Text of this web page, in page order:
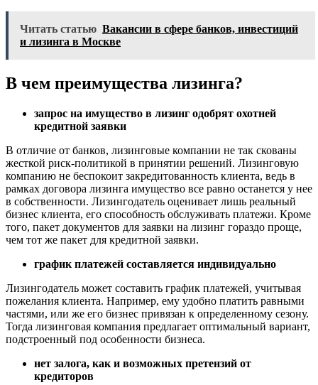
Читать статью Вакансии в сфере банков, инвестиций
и лизинга в Москве
В чем преимущества лизинга?
запрос на имущество в лизинг одобрят охотней
кредитной заявки
В отличие от банков, лизинговые компании не так скованы
жесткой риск-политикой в принятии решений. Лизинговую
компанию не беспокоит закредитованность клиента, ведь в
рамках договора лизинга имущество все равно останется у нее
в собственности. Лизингодатель оценивает лишь реальный
бизнес клиента, его способность обслуживать платежи. Кроме
того, пакет документов для заявки на лизинг гораздо проще,
чем тот же пакет для кредитной заявки.
график платежей составляется индивидуально
Лизингодатель может составить график платежей, учитывая
пожелания клиента. Например, ему удобно платить равными
частями, или же его бизнес привязан к определенному сезону.
Тогда лизинговая компания предлагает оптимальный вариант,
подстроенный под особенности бизнеса.
нет залога, как и возможных претензий от
кредиторов